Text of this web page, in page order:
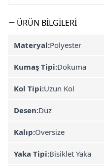
ÜRÜN BILGILERI
Materyal:Polyester
Kumaş Tipi:Dokuma
Kol Tipi:Uzun Kol
Desen:Düz
Kalıp:Oversize
Yaka Tipi:Bisiklet Yaka